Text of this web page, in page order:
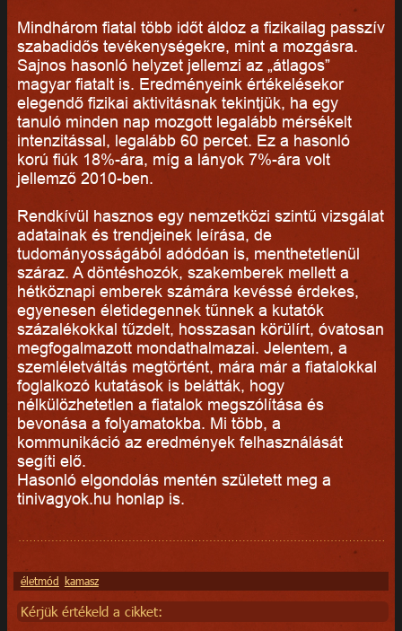
Mindhárom fiatal több időt áldoz a fizikailag passzív
szabadidős tevékenységekre, mint a mozgásra.
Sajnos hasonló helyzet jellemzi az „átlagos”
magyar fiatalt is. Eredményeink értékelésekor
elegendő fizikai aktivitásnak tekintjük, ha egy
tanuló minden nap mozgott legalább mérsékelt
intenzitással, legalább 60 percet. Ez a hasonló
korú fiúk 18%-ára, míg a lányok 7%-ára volt
jellemző 2010-ben.
Rendkívül hasznos egy nemzetközi szintű vizsgálat
adatainak és trendjeinek leírása, de
tudományosságából adódóan is, menthetetlenül
száraz. A döntéshozók, szakemberek mellett a
hétköznapi emberek számára kevéssé érdekes,
egyenesen életidegennek tűnnek a kutatók
százalékokkal tűzdelt, hosszasan körülírt, óvatosan
megfogalmazott mondathalmazai. Jelentem, a
szemléletváltás megtörtént, mára már a fiatalokkal
foglalkozó kutatások is belátták, hogy
nélkülözhetetlen a fiatalok megszólítása és
bevonása a folyamatokba. Mi több, a
kommunikáció az eredmények felhasználását
segíti elő.
Hasonló elgondolás mentén született meg a
tinivagyok.hu honlap is.
életmód kamasz
Kérjük értékeld a cikket: